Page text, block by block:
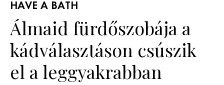
SZOBÁK
Konyha
Fürdőszoba
ÖTLETEK
HAVE A BATH
Álmaid fürdőszobája a
kádválasztáson csúszik
el a leggyakrabban